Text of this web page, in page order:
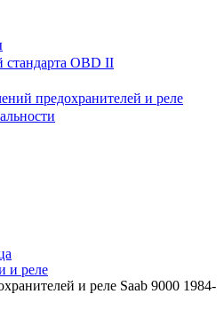
стандарта OBD II
предохранителей и реле
и реле
и реле Saab 9000 1984-